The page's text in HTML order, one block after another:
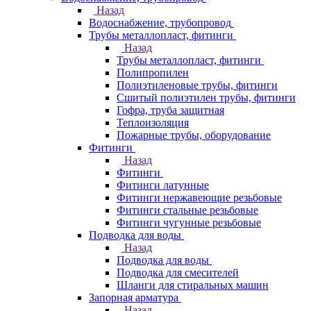
Назад
Водоснабжение, трубопровод
Трубы металлопласт, фитинги
Назад
Трубы металлопласт, фитинги
Полипропилен
Полиэтиленовые трубы, фитинги
Сшитый полиэтилен трубы, фитинги
Гофра, труба защитная
Теплоизоляция
Пожарные трубы, оборудование
Фитинги
Назад
Фитинги
Фитинги латунные
Фитинги нержавеющие резьбовые
Фитинги стальные резьбовые
Фитинги чугунные резьбовые
Подводка для воды
Назад
Подводка для воды
Подводка для смесителей
Шланги для стиральных машин
Запорная арматура